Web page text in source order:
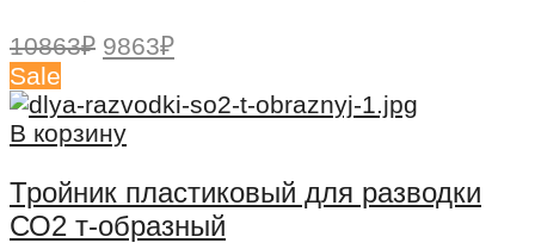
10863₽ Первоначальная
составляла
10863₽.
9863₽Текущая
9863₽.
Sale
В корзину
Тройник пластиковый для разводки
СО2 т-образный